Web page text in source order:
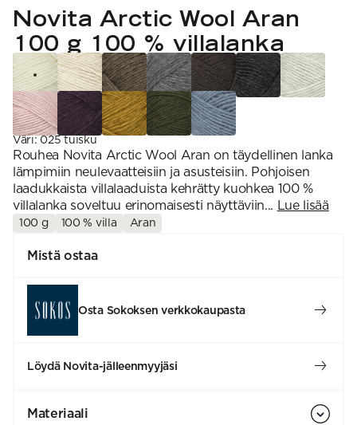
7 Veljestä
Nalle
Wonder Wool
Hehku
1 = ohuin, 7 = paksuin
1. Lace
2. 4-ply
3. Sport
4. DK
5. Aran
6. Chunky
7. Super Chunky
SESONGIN MALLISTOT
SS26 Kirsikka
Simberg & Hanna
Sumari
SS26 Hyvän olon
neuleet
SS26 Auringon
kosketus -
kesämallisto
SS26 Signature
Collection
INSPIROIDU
Yhteisö
Ajankohtaista
Tilaa uutiskirje
Kaikki artikkelit
Novita Arctic Wool Aran
100 g 100 % villalanka
Väri:025 tuisku
Rouhea Novita Arctic Wool Aran on täydellinen lanka
lämpimiin neulevaatteisiin ja asusteisiin. Pohjoisen
laadukkaista villalaaduista kehrätty kuohkea 100 %
villalanka soveltuu erinomaisesti näyttäviin... Lue lisää
100 g 100 % villa Aran
Mistä ostaa
Osta Sokoksen verkkokaupasta
Löydä Novita-jälleenmyyjäsi
Materiaali